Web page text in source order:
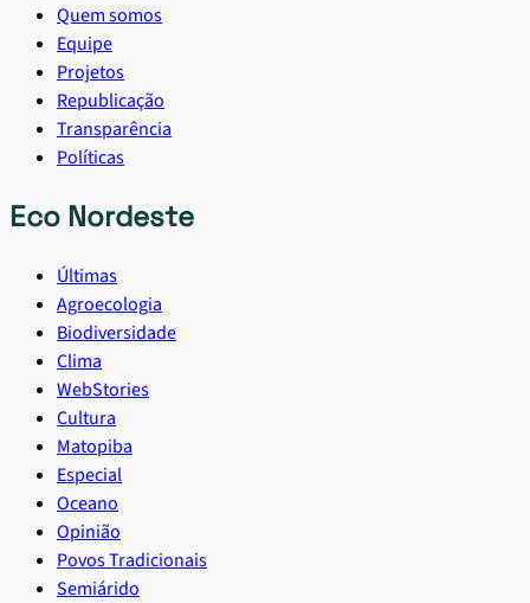
Quem somos
Equipe
Projetos
Republicação
Transparência
Políticas
Eco Nordeste
Últimas
Agroecologia
Biodiversidade
Clima
WebStories
Cultura
Matopiba
Especial
Oceano
Opinião
Povos Tradicionais
Semiárido